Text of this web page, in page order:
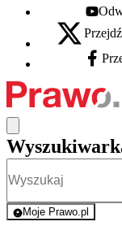
Youtube
X - otwiera się
Moje Prawo.pl
- rejestracja i